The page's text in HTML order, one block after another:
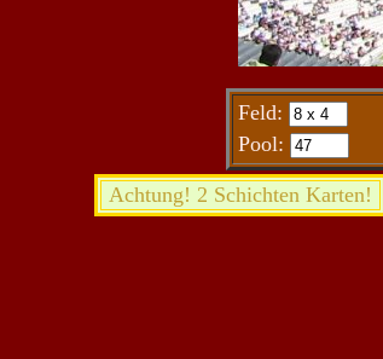
Feld:
Pool:
Achtung! 2 Schichten Karten!